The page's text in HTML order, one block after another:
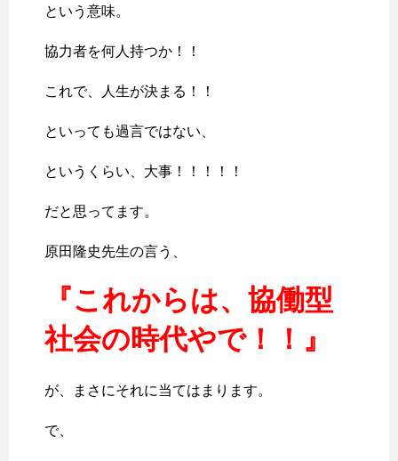
という意味。
協力者を何人持つか！！
これで、人生が決まる！！
といっても過言ではない、
というくらい、大事！！！！！
だと思ってます。
原田隆史先生の言う、
『これからは、協働型
社会の時代やで！！』
が、まさにそれに当てはまります。
で、